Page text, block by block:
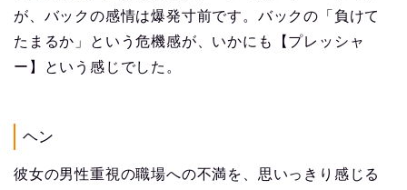
が、バックの感情は爆発寸前です。バックの「負けて
たまるか」という危機感が、いかにも【プレッシャ
ー】という感じでした。
ヘン
彼女の男性重視の職場への不満を、思いっきり感じる